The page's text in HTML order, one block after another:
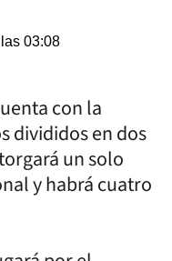
03:08
con la
divididos en dos
un solo
y habrá cuatro